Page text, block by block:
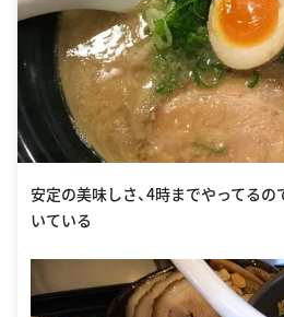
安定の美味しさ、4時までやってる
いている